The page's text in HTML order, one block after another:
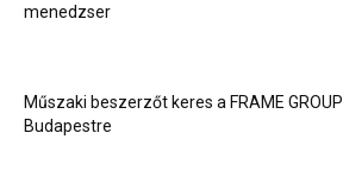
menedzser
Műszaki beszerzőt keres a FRAME GROUP
Budapestre